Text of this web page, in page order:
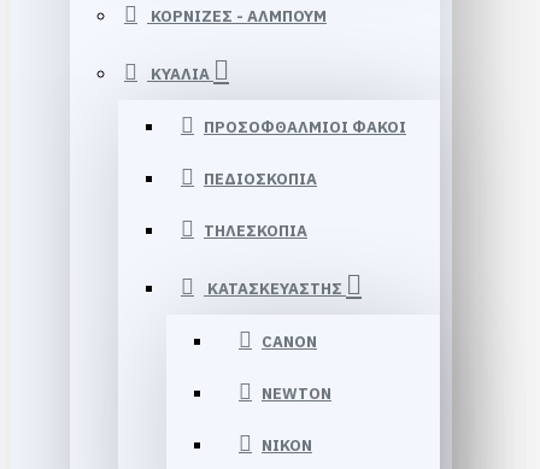
ΚΟΡΝΙΖΕΣ - ΑΛΜΠΟΥΜ
ΚΥΑΛΙΑ
ΠΡΟΣΟΦΘΑΛΜΙΟΙ ΦΑΚΟΙ
ΠΕΔΙΟΣΚΟΠΙΑ
ΤΗΛΕΣΚΟΠΙΑ
ΚΑΤΑΣΚΕΥΑΣΤΗΣ
CANON
NEWTON
NIKON